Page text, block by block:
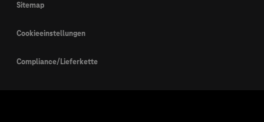
Sitemap
Cookieeinstellungen
Compliance/Lieferkette